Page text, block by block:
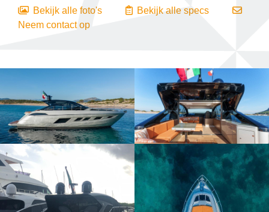
Bekijk alle foto's
Bekijk alle specs
Neem contact op